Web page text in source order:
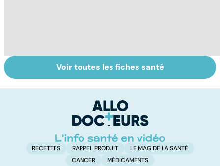
Tout savoir sur le
vitiligo
La tuberculose
pulmonaire
Voir toutes les fiches santé
RECETTES RAPPEL PRODUIT
LE MAG DE LA SANTÉ
CANCER
MÉDICAMENTS